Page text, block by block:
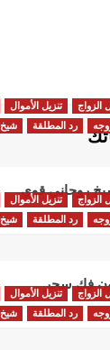
الزواج تنزيل الأموال
رد المطلقة
روحاني قوي
الزواج تنزيل الأموال
رد المطلقة
فك سحر
الزواج تنزيل الأموال
رد المطلقة